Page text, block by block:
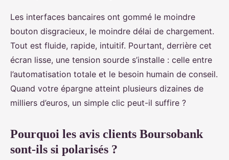
Les interfaces bancaires ont gommé le moindre
bouton disgracieux, le moindre délai de chargement.
Tout est fluide, rapide, intuitif. Pourtant, derrière cet
écran lisse, une tension sourde s’installe : celle entre
l’automatisation totale et le besoin humain de conseil.
Quand votre épargne atteint plusieurs dizaines de
milliers d’euros, un simple clic peut-il suffire ?
Pourquoi les avis clients Boursobank
sont-ils si polarisés ?